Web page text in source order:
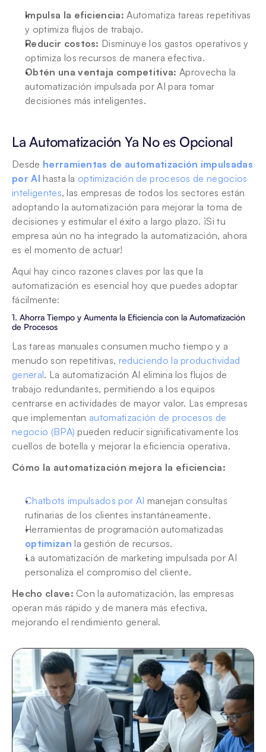
Impulsa la eficiencia: Automatiza tareas repetitivas
y optimiza flujos de trabajo.
Reducir costos: Disminuye los gastos operativos y
optimiza los recursos de manera efectiva.
Obtén una ventaja competitiva: Aprovecha la
automatización impulsada por AI para tomar
decisiones más inteligentes.
La Automatización Ya No es Opcional
Desde herramientas de automatización impulsadas
por AI hasta la optimización de procesos de negocios
inteligentes, las empresas de todos los sectores están
adoptando la automatización para mejorar la toma de
decisiones y estimular el éxito a largo plazo. ¡Si tu
empresa aún no ha integrado la automatización, ahora
es el momento de actuar!
Aquí hay cinco razones claves por las que la
automatización es esencial hoy que puedes adoptar
fácilmente:
1. Ahorra Tiempo y Aumenta la Eficiencia con la Automatización
de Procesos
Las tareas manuales consumen mucho tiempo y a
menudo son repetitivas, reduciendo la productividad
general. La automatización AI elimina los flujos de
trabajo redundantes, permitiendo a los equipos
centrarse en actividades de mayor valor. Las empresas
que implementan automatización de procesos de
negocio (BPA) pueden reducir significativamente los
cuellos de botella y mejorar la eficiencia operativa.
Cómo la automatización mejora la eficiencia:
Chatbots impulsados por AI manejan consultas
rutinarias de los clientes instantáneamente.
optimizan la gestión de recursos.
La automatización de marketing impulsada por AI
personaliza el compromiso del cliente.
Hecho clave: Con la automatización, las empresas
operan más rápido y de manera más efectiva,
mejorando el rendimiento general.